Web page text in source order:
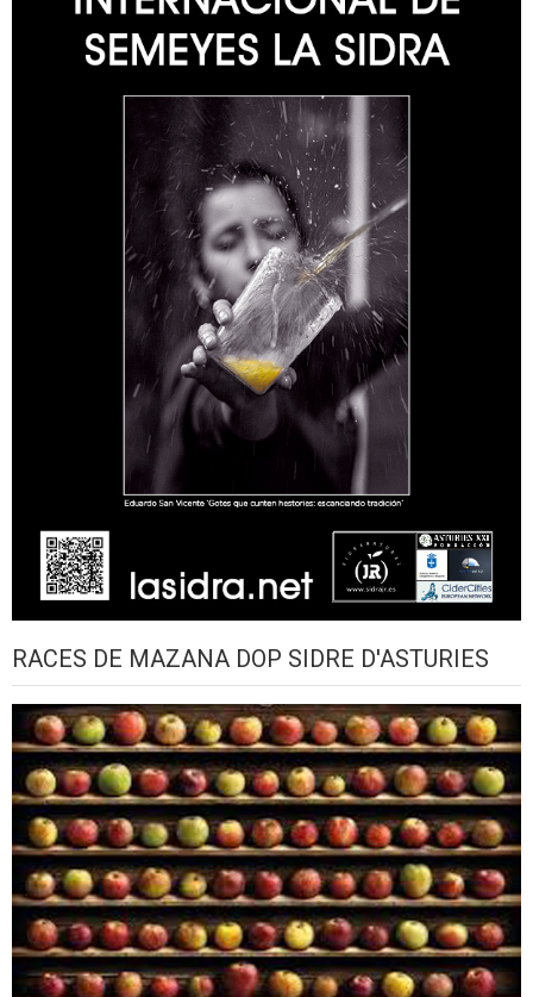
RACES DE MAZANA DOP SIDRE D'ASTURIES